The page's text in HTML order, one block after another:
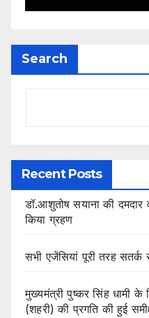
Search
Recent Posts
डॉ.आशुतोष सयाना की दमदार
किया ग्रहण
सभी एजेंसियां पूरी तरह सतर्क
मुख्यमंत्री पुष्कर सिंह धामी के
(शहरी) की प्रगति की हुई